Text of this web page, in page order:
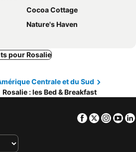
Cocoa Cottage
Nature's Haven
pour Rosalie
Centrale et du Sud
Rosalie : les Bed & Breakfast
Facebook
Twitter